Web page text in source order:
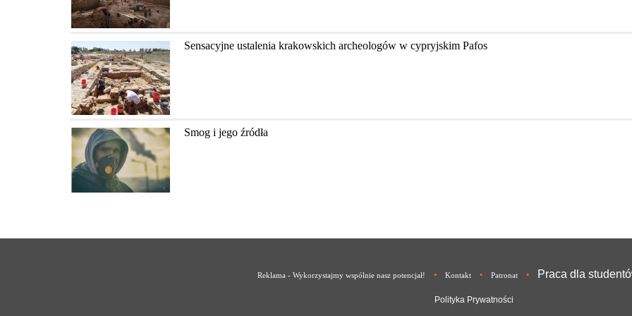
Sensacyjne ustalenia krakowskich archeologów w cypryjskim Pafos
Smog i jego źródła
Reklama - Wykorzystajmy wspólnie nasz potencjał! • Kontakt • Patronat • Praca dla
Polityka Prywatności